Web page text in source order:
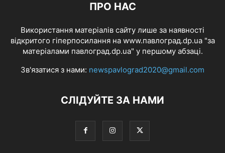
ПРО НАС
Використання матеріалів сайту лише за наявності
відкритого гіперпосилання на www.павлоград.dp.ua "за
матеріалами павлоград.dp.ua" у першому абзаці.
Зв'язатися з нами: newspavlograd2020@gmail.com
СЛІДУЙТЕ ЗА НАМИ